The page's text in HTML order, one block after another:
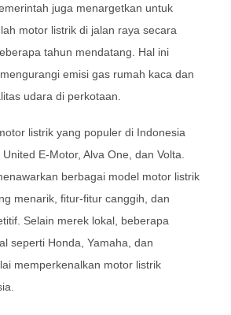
juga menargetkan untuk
motor listrik di jalan raya secara
tahun mendatang. Hal ini
emisi gas rumah kaca dan
udara di perkotaan.
listrik yang populer di Indonesia
E-Motor, Alva One, dan Volta.
berbagai model motor listrik
menarik, fitur-fitur canggih, dan
Selain merek lokal, beberapa
seperti Honda, Yamaha, dan
memperkenalkan motor listrik